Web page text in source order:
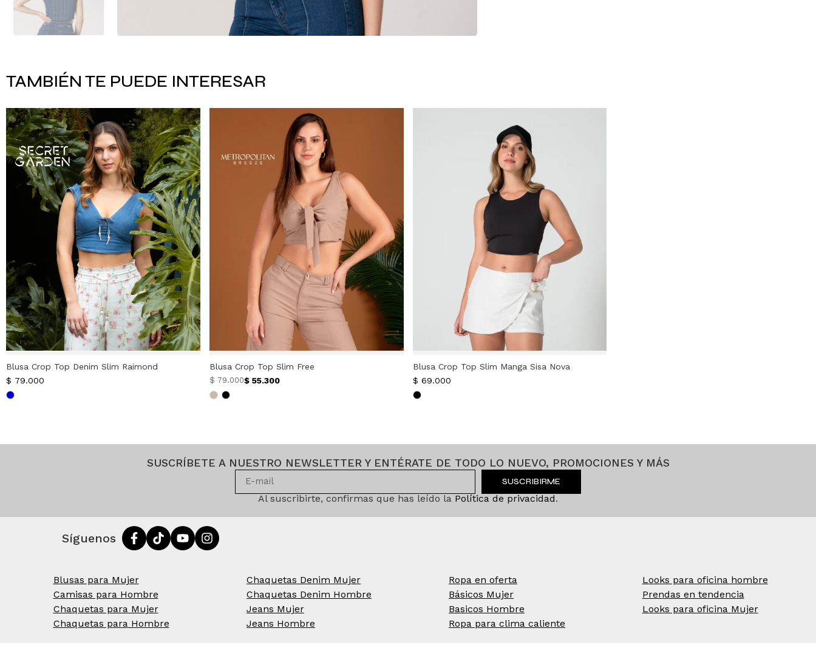
TAMBIÉN TE PUEDE INTERESAR
Blusa Crop Top Denim Slim Raimond
$ 79.000
Blusa Crop Top Slim Free
$ 79.000$55.300
Blusa Crop Top Slim Manga Sisa Nova
$ 69.000
SUSCRÍBETE A NUESTRO NEWSLETTER Y ENTÉRATE DE TODO LO NUEVO, PROMOCIONES Y MÁS
SUSCRIBIRME
Al suscribirte, confirmas que has leído la Política de privacidad.
Síguenos
Blusas para Mujer
Camisas para Hombre
Chaquetas para Mujer
Chaquetas para Hombre
Chaquetas Denim Mujer
Chaquetas Denim Hombre
Jeans Mujer
Jeans Hombre
Ropa en oferta
Básicos Mujer
Basicos Hombre
Ropa para clima caliente
Looks para oficina hombre
Prendas en tendencia
Looks para oficina Mujer